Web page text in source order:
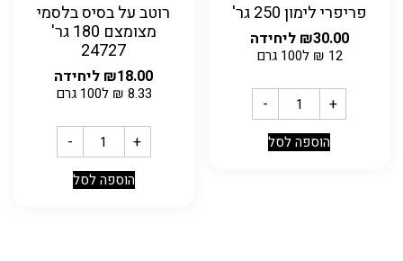
פריפרי לימון 250 גר'
₪30.00 ליחידה
12
₪ ל100 גרם
- +
הוספה לסל
רוטב על בסיס בלסמי
מצומצם 180 גר'
24727
₪18.00 ליחידה
8.33
₪ ל100 גרם
- +
הוספה לסל